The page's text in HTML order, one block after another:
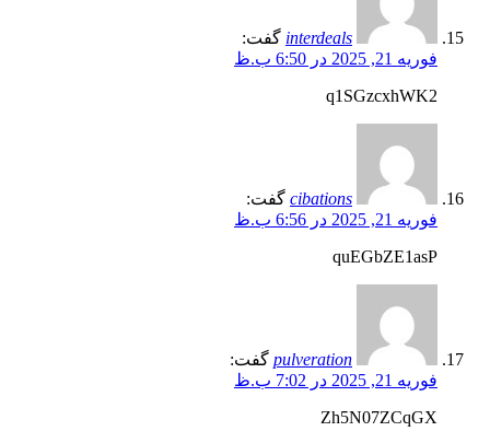
interdeals گفت:
فوریه 21, 2025 در 6:50 ب.ظ
q1SGzcxhWK2
cibations گفت:
فوریه 21, 2025 در 6:56 ب.ظ
quEGbZE1asP
pulveration گفت:
فوریه 21, 2025 در 7:02 ب.ظ
Zh5N07ZCqGX